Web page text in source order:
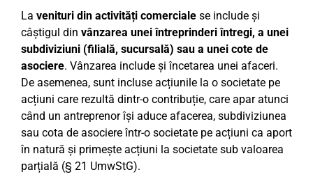
La venituri din activități comerciale se include și
câștigul din vânzarea unei întreprinderi întregi, a unei
subdiviziuni (filială, sucursală) sau a unei cote de
asociere. Vânzarea include și încetarea unei afaceri.
De asemenea, sunt incluse acțiunile la o societate pe
acțiuni care rezultă dintr-o contribuție, care apar atunci
când un antreprenor își aduce afacerea, subdiviziunea
sau cota de asociere într-o societate pe acțiuni ca aport
în natură și primește acțiuni la societate sub valoarea
parțială (§ 21 UmwStG).